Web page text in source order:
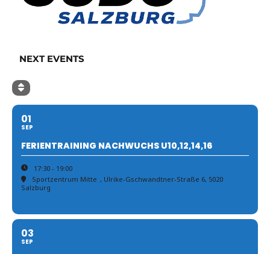
NEXT EVENTS
01
SEP
FERIENTRAINING NACHWUCHS U10,12,14,16
17:30 - 19:00
Sportzentrum Mitte , Ulrike-Gschwandtner-Straße 6, 5020
Salzburg
03
SEP